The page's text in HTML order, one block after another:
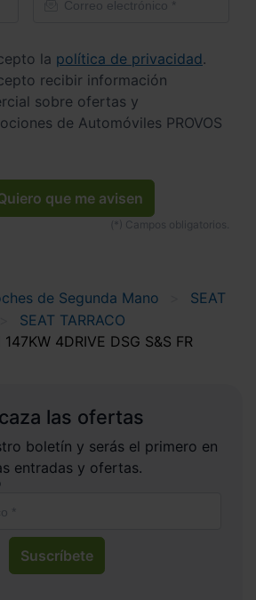
la política de privacidad.
recibir información
sobre ofertas y
de Automóviles PROVOS
que me avisen
de Segunda Mano
SEAT
SEAT TARRACO
4DRIVE DSG S&S FR
las ofertas
boletín y serás el primero en
entradas y ofertas.
Suscríbete